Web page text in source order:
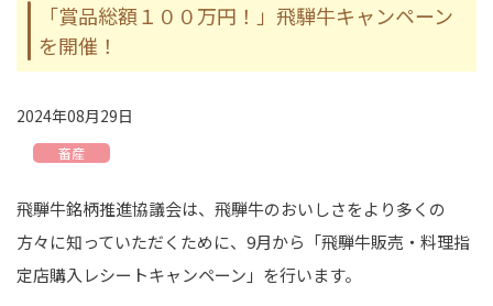
「賞品総額１００万円！」飛騨牛キャンペーン
を開催！
2024年08月29日
畜産
飛騨牛銘柄推進協議会は、飛騨牛のおいしさをより多くの
方々に知っていただくために、9月から「飛騨牛販売・料理指
定店購入レシートキャンペーン」を行います。